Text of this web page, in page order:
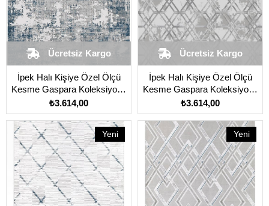
İpek Halı Kişiye Özel Ölçü
Kesme Gaspara Koleksiyonu
14609 Gri
₺3.614,00
Ücretsiz Kargo
İpek Halı Kişiye Özel Ölçü
Kesme Gaspara Koleksiyonu
14683 Gri
₺3.614,00
Ücretsiz Kargo
Yeni
Ürün
Yeni
Ürün